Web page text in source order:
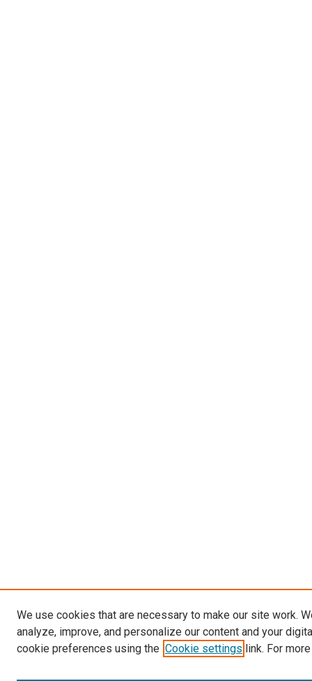
We use cookies that are necessary to make our site work.
analyze, improve, and personalize our content and your
cookie preferences using the Cookie settings link. For